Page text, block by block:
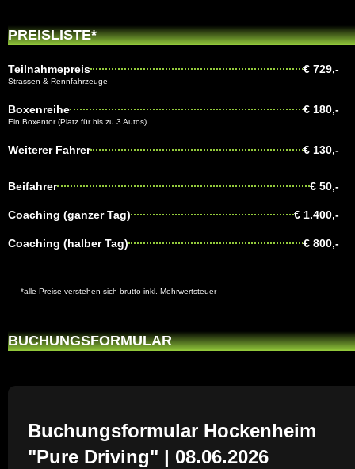
PREISLISTE*
Teilnahmepreis € 729,-
Strassen & Rennfahrzeuge
Boxenreihe € 180,-
Ein Boxentor (Platz für bis zu 3 Autos)
Weiterer Fahrer € 130,-
Beifahrer € 50,-
Coaching (ganzer Tag) € 1.400,-
Coaching (halber Tag) € 800,-
*alle Preise verstehen sich brutto inkl. Mehrwertsteuer
BUCHUNGSFORMULAR
Buchungsformular Hockenheim
"Pure Driving" | 08.06.2026